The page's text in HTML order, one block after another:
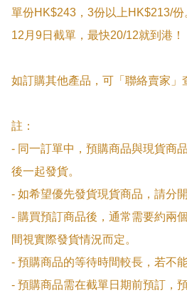
單份HK$243，3份以上HK$213/份
12月9日截單，最快20/12就到港！
如訂購其他產品，可「聯絡賣家」
註：
- 同一訂單中，預購商品與現貨商
後一起發貨。
- 如希望優先發貨現貨商品，請分
- 購買預訂商品後，通常需要約兩
間視實際發貨情況而定。
- 預購商品的等待時間較長，若不
- 預購商品需在截單日期前預訂，